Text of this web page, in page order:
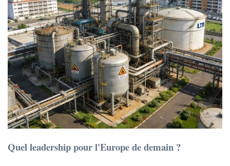
Quel leadership pour l'Europe de demain ?